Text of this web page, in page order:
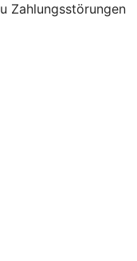
Zahlungsstörungen